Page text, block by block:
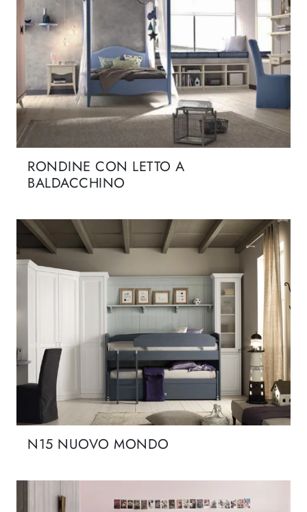
RONDINE CON LETTO A
BALDACCHINO
N15 NUOVO MONDO